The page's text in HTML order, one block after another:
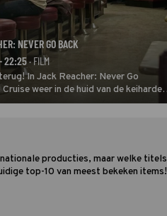
NEVER GO BACK
22:25· FILM
In Jack Reacher: Never Go
weer in de huid van de keiharde
producties, maar welke titels
top-10 van meest bekeken items!